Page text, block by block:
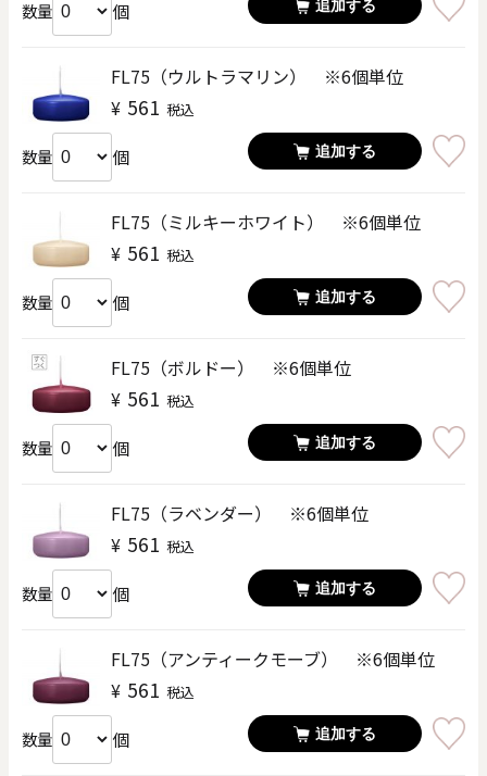
数量 個 追加する
FL75（ウルトラマリン） ※6個単位
¥ 561 税込
数量 個 追加する
FL75（ミルキーホワイト） ※6個単位
¥ 561 税込
数量 個 追加する
FL75（ボルドー） ※6個単位
¥ 561 税込
数量 個 追加する
FL75（ラベンダー） ※6個単位
¥ 561 税込
数量 個 追加する
FL75（アンティークモーブ） ※6個単位
¥ 561 税込
数量 個 追加する